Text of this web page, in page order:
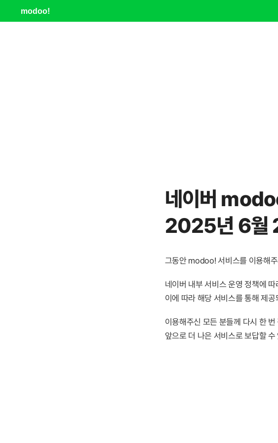
modoo!
네이버
2025년 6월
그동안 modoo! 서비스를 이용해
네이버 내부 서비스 운영 정책에
이에 따라 해당 서비스를 통해 제
이용해주신 모든 분들께 다시 한
앞으로 더 나은 서비스로 보답할